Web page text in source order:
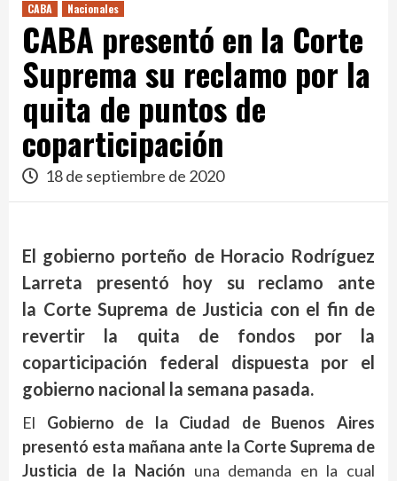
CABA Nacionales
CABA presentó en la Corte
Suprema su reclamo por la
quita de puntos de
coparticipación
18 de septiembre de 2020
El gobierno porteño de Horacio Rodríguez
Larreta presentó hoy su reclamo ante
la Corte Suprema de Justicia con el fin de
revertir la quita de fondos por la
coparticipación federal dispuesta por el
gobierno nacional la semana pasada.
El Gobierno de la Ciudad de Buenos Aires
presentó esta mañana ante la Corte Suprema de
Justicia de la Nación una demanda en la cual